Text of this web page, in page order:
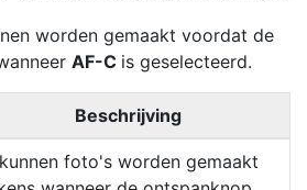
worden gemaakt voordat de
AF-C is geselecteerd.
Beschrijving
foto's worden gemaakt